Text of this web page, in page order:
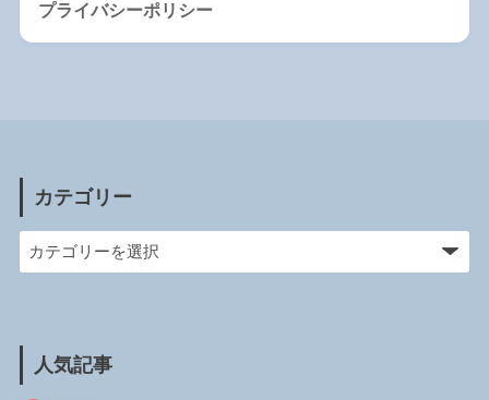
プライバシーポリシー
カテゴリー
人気記事